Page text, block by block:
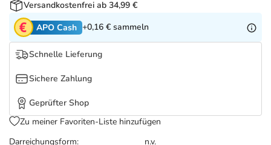
Tierapotheke
Vitamine & Mineralstoffe
Marken
Salus Deals
Darreichungsform:
n.v.
Versandkostenfrei ab 34,99 €
APO Cash +0,16 € sammeln
Schnelle Lieferung
Sichere Zahlung
Geprüfter Shop
Zu meiner Favoriten-Liste hinzufügen